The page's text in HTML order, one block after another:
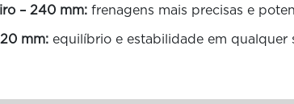
– 240 mm:frenagens mais precisas e
mm:equilíbrio e estabilidade em qualquer